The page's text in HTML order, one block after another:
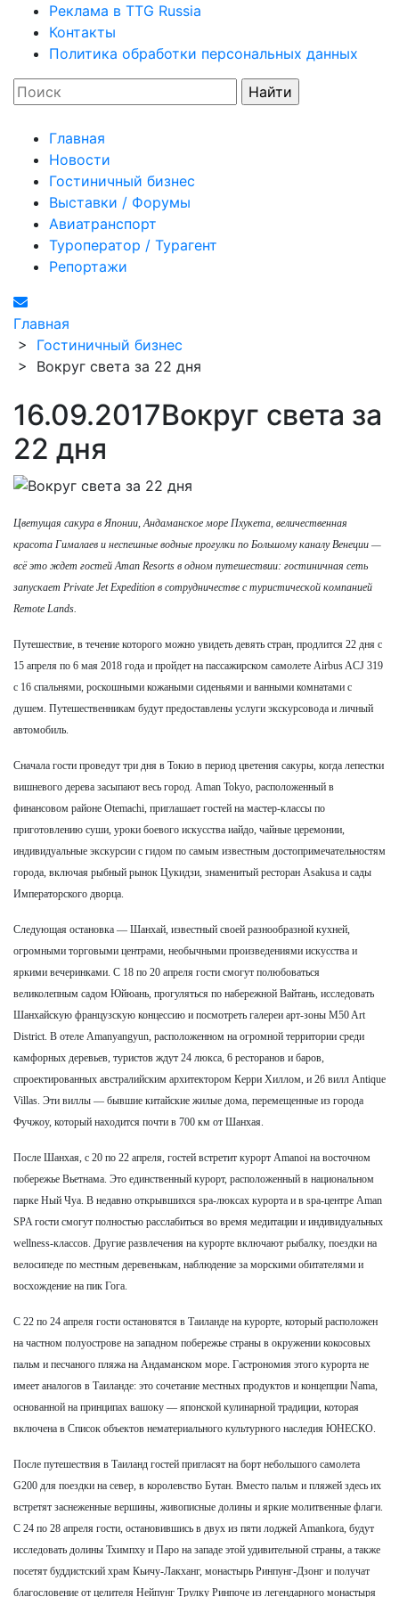
Реклама в TTG Russia
Контакты
Политика обработки персональных данных
Главная
Новости
Гостиничный бизнес
Выставки / Форумы
Авиатранспорт
Туроператор / Турагент
Репортажи
Главная
> Гостиничный бизнес
> Вокруг света за 22 дня
16.09.2017Вокруг света за
22 дня
Цветущая сакура в Японии, Андаманское море Пхукета, величественная
красота Гималаев и неспешные водные прогулки по Большому каналу Венеции —
всё это ждет гостей Aman Resorts в одном путешествии: гостиничная сеть
запускает Private Jet Expedition в сотрудничестве с туристической компанией
Remote Lands.
Путешествие, в течение которого можно увидеть девять стран, продлится 22 дня с
15 апреля по 6 мая 2018 года и пройдет на пассажирском самолете Airbus ACJ 319
с 16 спальнями, роскошными кожаными сиденьями и ванными комнатами с
душем. Путешественникам будут предоставлены услуги экскурсовода и личный
автомобиль.
Сначала гости проведут три дня в Токио в период цветения сакуры, когда лепестки
вишневого дерева засыпают весь город. Aman Tokyo, расположенный в
финансовом районе Otemachi, приглашает гостей на мастер-классы по
приготовлению суши, уроки боевого искусства иайдо, чайные церемонии,
индивидуальные экскурсии с гидом по самым известным достопримечательностям
города, включая рыбный рынок Цукидзи, знаменитый ресторан Asakusa и сады
Императорского дворца.
Следующая остановка — Шанхай, известный своей разнообразной кухней,
огромными торговыми центрами, необычными произведениями искусства и
яркими вечеринками. С 18 по 20 апреля гости смогут полюбоваться
великолепным садом Юйюань, прогуляться по набережной Вайтань, исследовать
Шанхайскую французскую концессию и посмотреть галереи арт-зоны M50 Art
District. В отеле Amanyangyun, расположенном на огромной территории среди
камфорных деревьев, туристов ждут 24 люкса, 6 ресторанов и баров,
спроектированных австралийским архитектором Керри Хиллом, и 26 вилл Antique
Villas. Эти виллы — бывшие китайские жилые дома, перемещенные из города
Фучжоу, который находится почти в 700 км от Шанхая.
После Шанхая, с 20 по 22 апреля, гостей встретит курорт Amanoi на восточном
побережье Вьетнама. Это единственный курорт, расположенный в национальном
парке Ный Чуа. В недавно открывшихся spa-люксах курорта и в spa-центре Aman
SPA гости смогут полностью расслабиться во время медитации и индивидуальных
wellness-классов. Другие развлечения на курорте включают рыбалку, поездки на
велосипеде по местным деревенькам, наблюдение за морскими обитателями и
восхождение на пик Гога.
C 22 по 24 апреля гости остановятся в Таиланде на курорте, который расположен
на частном полуострове на западном побережье страны в окружении кокосовых
пальм и песчаного пляжа на Андаманском море. Гастрономия этого курорта не
имеет аналогов в Таиланде: это сочетание местных продуктов и концепции Nama,
основанной на принципах вашоку — японской кулинарной традиции, которая
включена в Список объектов нематериального культурного наследия ЮНЕСКО.
После путешествия в Таиланд гостей пригласят на борт небольшого самолета
G200 для поездки на север, в королевство Бутан. Вместо пальм и пляжей здесь их
встретят заснеженные вершины, живописные долины и яркие молитвенные флаги.
С 24 по 28 апреля гости, остановившись в двух из пяти лоджей Amankora, будут
исследовать долины Тхимпху и Паро на западе этой удивительной страны, а также
посетят буддистский храм Кьичу-Лакханг, монастырь Ринпунг-Дзонг и получат
благословение от целителя Нейпунг Трулку Ринпоче из легендарного монастыря